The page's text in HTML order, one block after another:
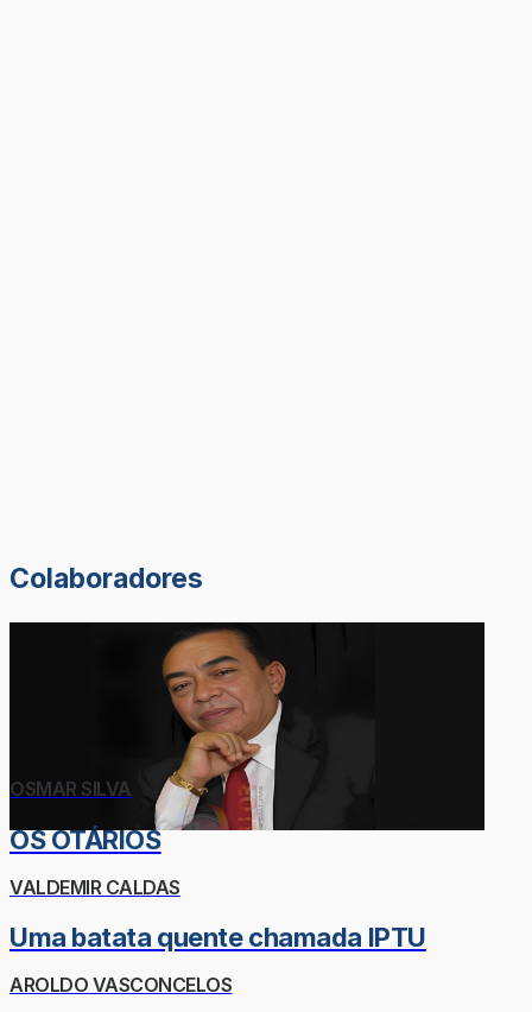
Colaboradores
OSMAR SILVA
OS OTÁRIOS
VALDEMIR CALDAS
Uma batata quente chamada IPTU
AROLDO VASCONCELOS